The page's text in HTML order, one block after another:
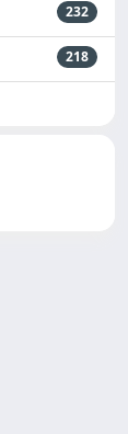
232
218